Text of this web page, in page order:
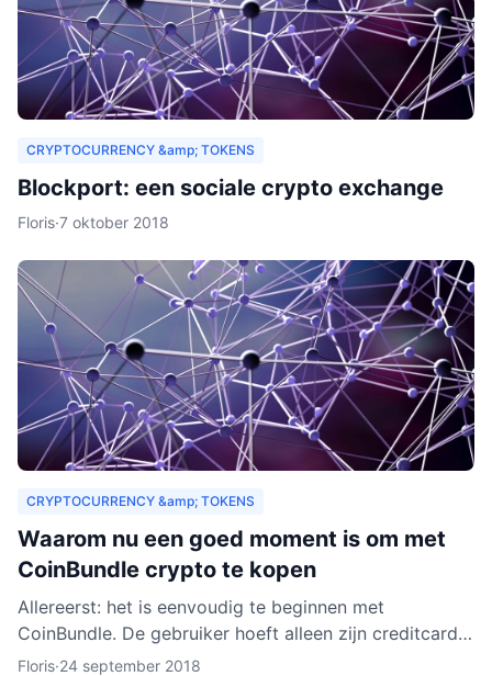
CRYPTOCURRENCY &amp; TOKENS
Blockport: een sociale crypto exchange
Floris·7 oktober 2018
CRYPTOCURRENCY &amp; TOKENS
Waarom nu een goed moment is om met
CoinBundle crypto te kopen
Allereerst: het is eenvoudig te beginnen met
CoinBundle. De gebruiker hoeft alleen zijn creditcard
te gebruiken of bankinformatie op te geven, een paar
Floris·24 september 2018